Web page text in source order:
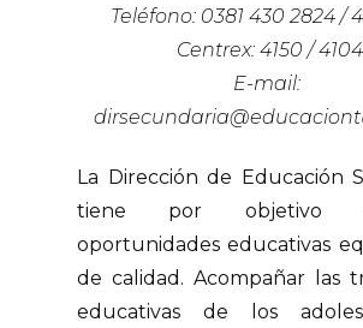
Teléfono: 0381 430 2824 /
Centrex: 4150 / 4104
E-mail: ​
La Dirección de Educación
tiene por objetivo
oportunidades educativas
de calidad. Acompañar las
educativas de los